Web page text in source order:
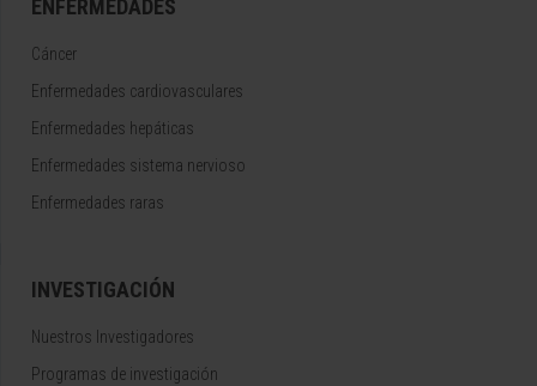
ENFERMEDADES
Cáncer
Enfermedades cardiovasculares
Enfermedades hepáticas
Enfermedades sistema nervioso
Enfermedades raras
INVESTIGACIÓN
Nuestros Investigadores
Programas de investigación